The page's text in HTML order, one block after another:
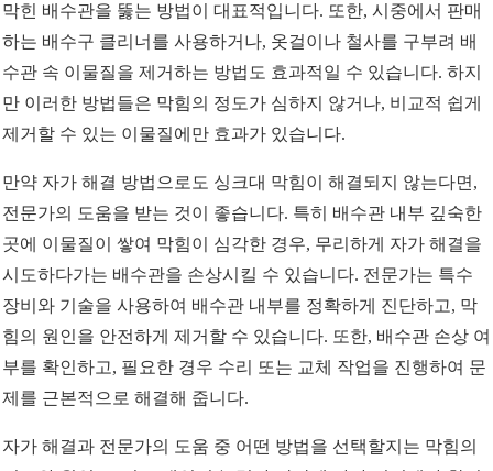
막힌 배수관을 뚫는 방법이 대표적입니다. 또한, 시중에서 판매
하는 배수구 클리너를 사용하거나, 옷걸이나 철사를 구부려 배
수관 속 이물질을 제거하는 방법도 효과적일 수 있습니다. 하지
만 이러한 방법들은 막힘의 정도가 심하지 않거나, 비교적 쉽게
제거할 수 있는 이물질에만 효과가 있습니다.
만약 자가 해결 방법으로도 싱크대 막힘이 해결되지 않는다면,
전문가의 도움을 받는 것이 좋습니다. 특히 배수관 내부 깊숙한
곳에 이물질이 쌓여 막힘이 심각한 경우, 무리하게 자가 해결을
시도하다가는 배수관을 손상시킬 수 있습니다. 전문가는 특수
장비와 기술을 사용하여 배수관 내부를 정확하게 진단하고, 막
힘의 원인을 안전하게 제거할 수 있습니다. 또한, 배수관 손상 여
부를 확인하고, 필요한 경우 수리 또는 교체 작업을 진행하여 문
제를 근본적으로 해결해 줍니다.
자가 해결과 전문가의 도움 중 어떤 방법을 선택할지는 막힘의